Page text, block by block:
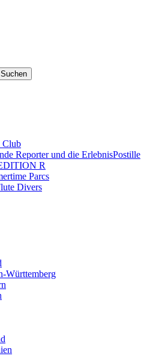
Club
Reporter und die ErlebnisPostille
R
Parcs
Divers
Württemberg